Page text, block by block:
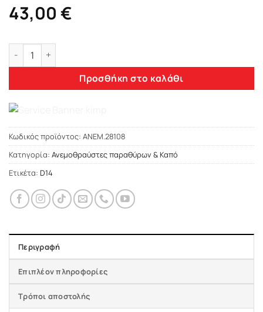
43,00 €
Heko SAAB 900 / 9-3 5d 1993-2002 ΑΝΕΜΟΘΡΑΥΣΤΕΣ
Προσθήκη στο καλάθι
Κωδικός προϊόντος: ΑΝΕΜ.28108
Κατηγορία: Ανεμοθραύστες παραθύρων & Καπό
Ετικέτα: D14
Περιγραφή
Επιπλέον πληροφορίες
Τρόποι αποστολής